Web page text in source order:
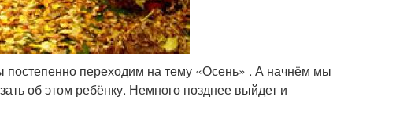
постепенно переходим на тему «Осень» . А начнём мы
об этом ребёнку. Немного позднее выйдет и